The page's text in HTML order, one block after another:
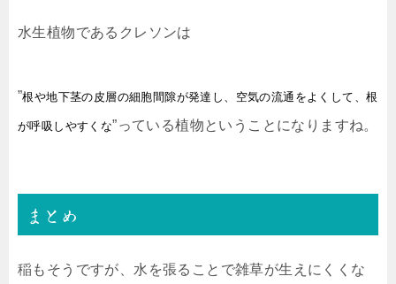
水生植物であるクレソンは
”根や地下茎の皮層の細胞間隙が発達し、空気の流通をよくして、根
が呼吸しやすくな”っている植物ということになりますね。
まとめ
稲もそうですが、水を張ることで雑草が生えにくくな